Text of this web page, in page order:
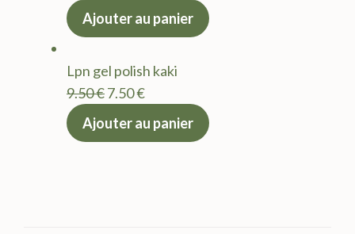
prix
9.50 €.
actuel
7.50 €.
Ajouter au panier
Lpn gel polish kaki
9.50€Le
prix
7.50€Le
actuel
Ajouter au panier